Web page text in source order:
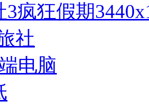
3疯狂假期